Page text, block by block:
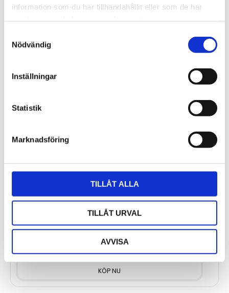
information som du har tillhandahållit eller som de har
Nödvändig
Inställningar
Statistik
Marknadsföring
TILLÅT ALLA
TILLÅT URVAL
AVVISA
Nätadapter 12VDC 0,5 A
Plug-in med DC kontakt 2.1/5.5/11